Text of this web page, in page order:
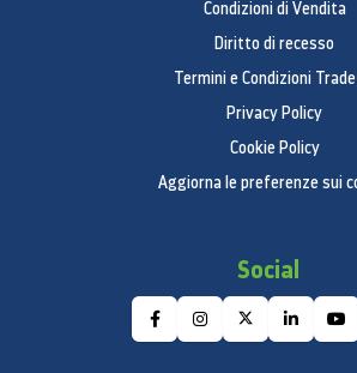
applicazioni potrebbero non
trasferimento sulla MicroSD o
trasferimenti parziali in funzione
Fotocamera principale -
Fotocamera Frontale -
CMOS 1.9 MP
Condizioni di Vendita
Diritto di recesso
Termini e Condizioni
Privacy Policy
Cookie Policy
Aggiorna le preferenze sui
Social